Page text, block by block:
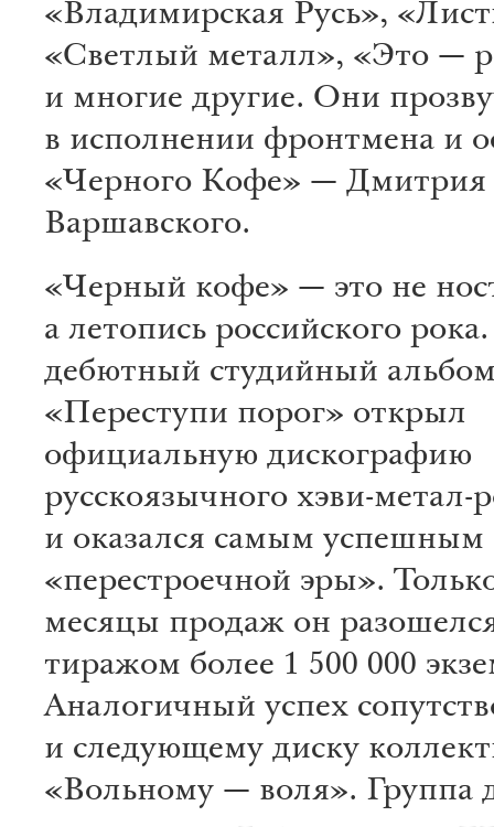
«Владимирская Русь»,
«Светлый металл», «Это —
и многие другие. Они
в исполнении фронтмена и
«Черного Кофе» — Дмитрия
Варшавского.
«Черный кофе» — это не
а летопись российского
дебютный студийный
«Переступи порог» открыл
официальную дискографию
русскоязычного хэви-метал-
и оказался самым успешным
«перестроечной эры».
месяцы продаж он
тиражом более 1 500 000
Аналогичный успех
и следующему диску
«Вольному — воля». Группа